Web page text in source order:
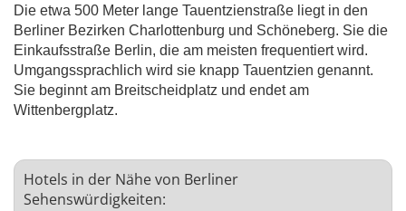
Die etwa 500 Meter lange Tauentzienstraße liegt in den
Berliner Bezirken Charlottenburg und Schöneberg. Sie die
Einkaufsstraße Berlin, die am meisten frequentiert wird.
Umgangssprachlich wird sie knapp Tauentzien genannt.
Sie beginnt am Breitscheidplatz und endet am
Wittenbergplatz.
Hotels in der Nähe von Berliner
Sehenswürdigkeiten: